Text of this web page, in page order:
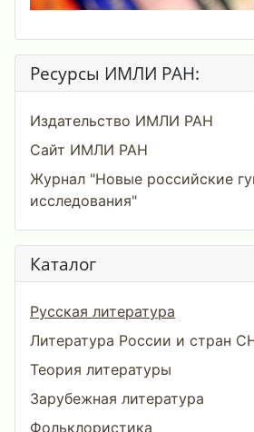
Ресурсы ИМЛИ РАН:
Издательство ИМЛИ РАН
Сайт ИМЛИ РАН
Журнал "Новые российские
исследования"
Каталог
Русская литература
Литература России и стран
Теория литературы
Зарубежная литература
Фольклористика